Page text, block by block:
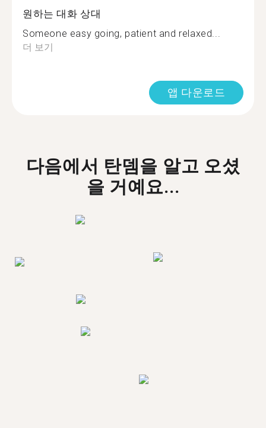
원하는 대화 상대
Someone easy going, patient and relaxed...
더 보기
앱 다운로드
다음에서 탄뎀을 알고 오셨
을 거예요...